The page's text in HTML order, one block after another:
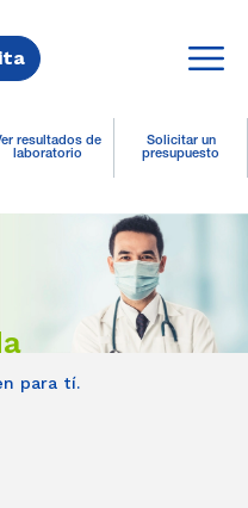
resultados de
laboratorio
Solicitar un
presupuesto
para tí.